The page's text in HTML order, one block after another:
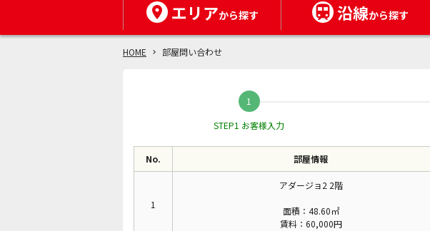
エリアから探す 沿線から探す
HOME 部屋問い合わせ
STEP1 お客様入力
No. 部屋情報
1
アダージョ2 2階
面積：48.60㎡
賃料：60,000円